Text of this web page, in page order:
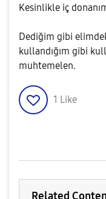
Kesinlikle iç
Dediğim gibi
kullandığım gibi
muhtemelen.
1 Like
Related